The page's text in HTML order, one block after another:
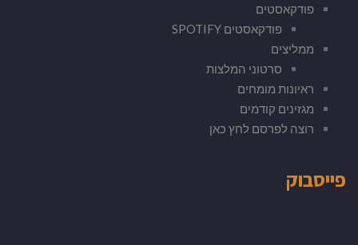
פודקאסטים
פודקאסטים SPOTIFY
ממליצים
סרטוני המלצות
ראיונות מומחים
מגזינים קודמים
רוצה לפרסם לחץ כאן
פייסבוק